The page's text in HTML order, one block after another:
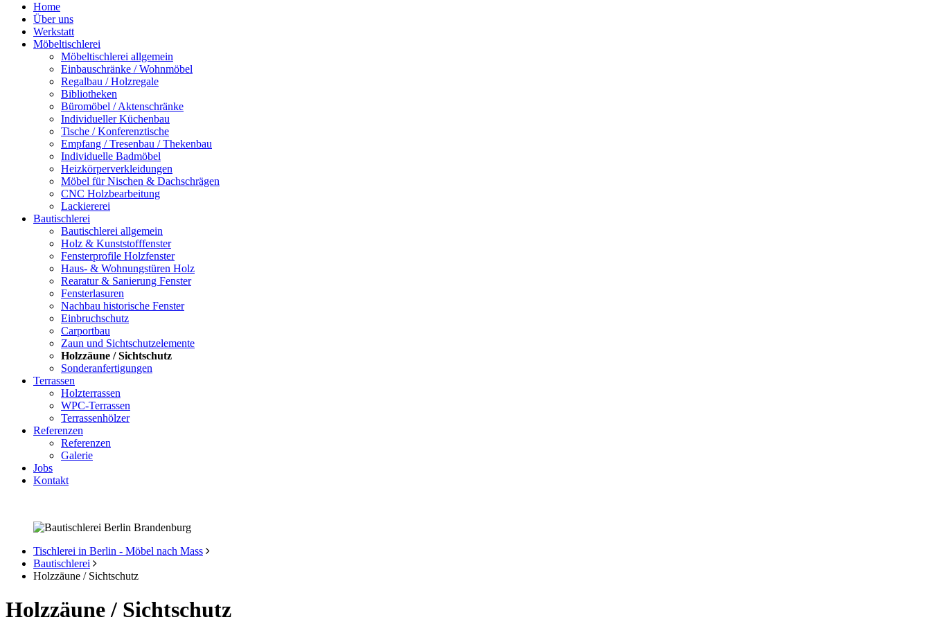
Home
Über uns
Werkstatt
Möbeltischlerei
Möbeltischlerei allgemein
Einbauschränke / Wohnmöbel
Regalbau / Holzregale
Bibliotheken
Büromöbel / Aktenschränke
Individueller Küchenbau
Tische / Konferenztische
Empfang / Tresenbau / Thekenbau
Individuelle Badmöbel
Heizkörper­verkleidungen
Möbel für Nischen & Dachschrägen
CNC Holzbearbeitung
Lackiererei
Bautischlerei
Bautischlerei allgemein
Holz & Kunststofffenster
Fensterprofile Holzfenster
Haus- & Wohnungstüren Holz
Rearatur & Sanierung Fenster
Fensterlasuren
Nachbau historische Fenster
Einbruchschutz
Carportbau
Zaun und Sichtschutzelemente
Holzzäune / Sichtschutz
Sonderanfertigungen
Terrassen
Holzterrassen
WPC-Terrassen
Terrassenhölzer
Referenzen
Referenzen
Galerie
Jobs
Kontakt
Tischlerei in Berlin - Möbel nach Mass
Bautischlerei
Holzzäune / Sichtschutz
Holzzäune / Sichtschutz